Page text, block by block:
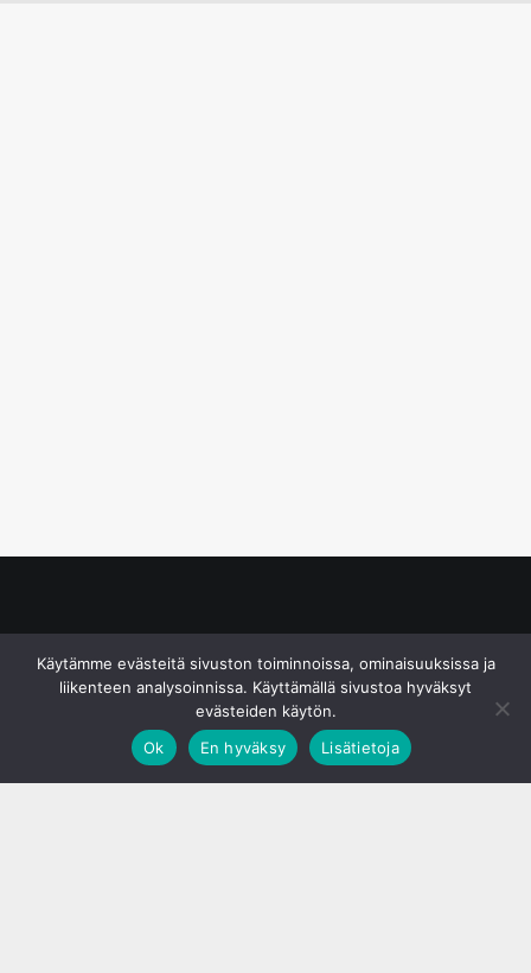
Käytämme evästeitä sivuston toiminnoissa, ominaisuuksissa ja
liikenteen analysoinnissa. Käyttämällä sivustoa hyväksyt
evästeiden käytön.
Ok
En hyväksy Lisätietoja